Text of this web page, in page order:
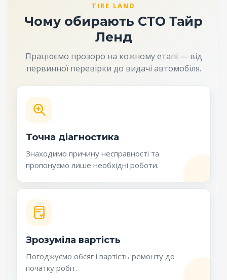
TIRE LAND
Чому обирають СТО Тайр
Ленд
Працюємо прозоро на кожному етапі — від
первинної перевірки до видачі автомобіля.
Точна діагностика
Знаходимо причину несправності та
пропонуємо лише необхідні роботи.
Зрозуміла вартість
Погоджуємо обсяг і вартість ремонту до
початку робіт.